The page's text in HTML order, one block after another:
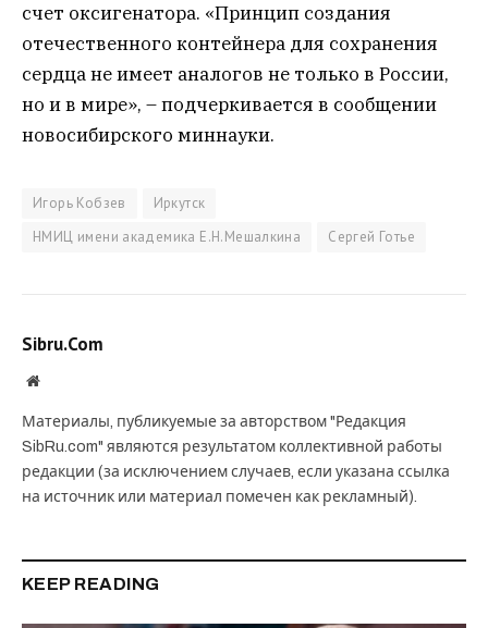
счет оксигенатора. «Принцип создания
отечественного контейнера для сохранения
сердца не имеет аналогов не только в России,
но и в мире», – подчеркивается в сообщении
новосибирского миннауки.
Игорь Кобзев
Иркутск
НМИЦ имени академика Е.Н.Мешалкина
Сергей Готье
Sibru.Com
Website
Материалы, публикуемые за авторством "Редакция
SibRu.com" являются результатом коллективной работы
редакции (за исключением случаев, если указана ссылка
на источник или материал помечен как рекламный).
KEEP READING